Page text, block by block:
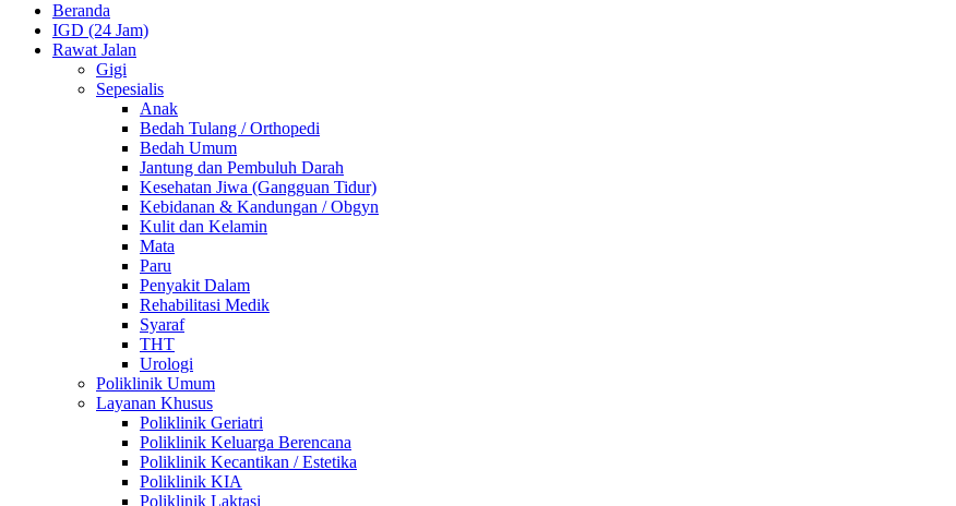
Beranda
IGD (24 Jam)
Rawat Jalan
Gigi
Sepesialis
Anak
Bedah Tulang / Orthopedi
Bedah Umum
Jantung dan Pembuluh Darah
Kesehatan Jiwa (Gangguan Tidur)
Kebidanan & Kandungan / Obgyn
Kulit dan Kelamin
Mata
Paru
Penyakit Dalam
Rehabilitasi Medik
Syaraf
THT
Urologi
Poliklinik Umum
Layanan Khusus
Poliklinik Geriatri
Poliklinik Keluarga Berencana
Poliklinik Kecantikan / Estetika
Poliklinik KIA
Poliklinik Laktasi